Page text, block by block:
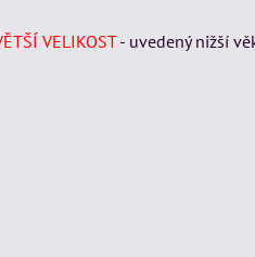
VELIKOST- uvedený nižší